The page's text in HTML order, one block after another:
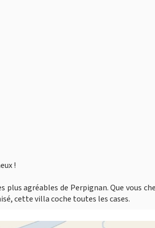
!
agréables de Perpignan. Que vous
cette villa coche toutes les cases.